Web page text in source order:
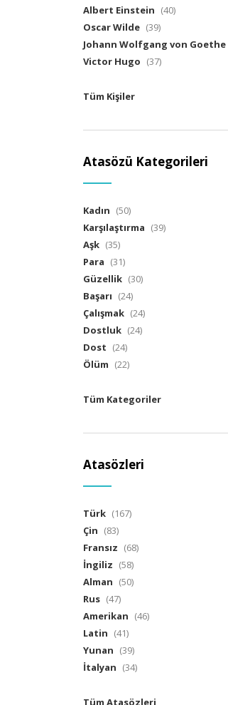
Albert Einstein (40)
Oscar Wilde (39)
Johann Wolfgang von Goethe
Victor Hugo (37)
Tüm Kişiler
Atasözü Kategorileri
Kadın (50)
Karşılaştırma (39)
Aşk (35)
Para (31)
Güzellik (30)
Başarı (24)
Çalışmak (24)
Dostluk (24)
Dost (24)
Ölüm (22)
Tüm Kategoriler
Atasözleri
Türk (167)
Çin (83)
Fransız (68)
İngiliz (58)
Alman (50)
Rus (47)
Amerikan (46)
Latin (41)
Yunan (39)
İtalyan (34)
Tüm Atasözleri